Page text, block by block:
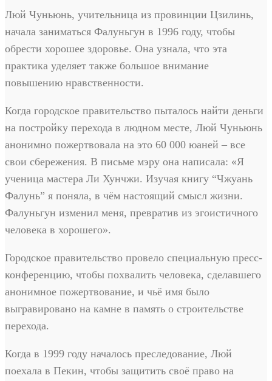
Люй Чуньюнь, учительница из провинции Цзилинь,
начала заниматься Фалуньгун в 1996 году, чтобы
обрести хорошее здоровье. Она узнала, что эта
практика уделяет также большое внимание
повышению нравственности.
Когда городское правительство пыталось найти деньги
на постройку перехода в людном месте, Люй Чуньюнь
анонимно пожертвовала на это 60 000 юаней – все
свои сбережения. В письме мэру она написала: «Я
ученица мастера Ли Хунчжи. Изучая книгу “Чжуань
Фалунь” я поняла, в чём настоящий смысл жизни.
Фалуньгун изменил меня, превратив из эгоистичного
человека в хорошего».
Городское правительство провело специальную пресс-
конференцию, чтобы похвалить человека, сделавшего
анонимное пожертвование, и чьё имя было
выгравировано на камне в память о строительстве
перехода.
Когда в 1999 году началось преследование, Люй
поехала в Пекин, чтобы защитить своё право на